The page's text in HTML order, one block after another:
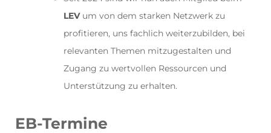
LEV um von dem starken Netzwerk zu
profitieren, uns fachlich weiterzubilden, bei
relevanten Themen mitzugestalten und
Zugang zu wertvollen Ressourcen und
Unterstützung zu erhalten.
EB-Termine